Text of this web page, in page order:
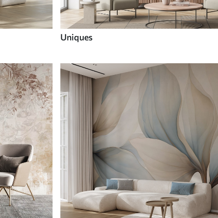
Uniques